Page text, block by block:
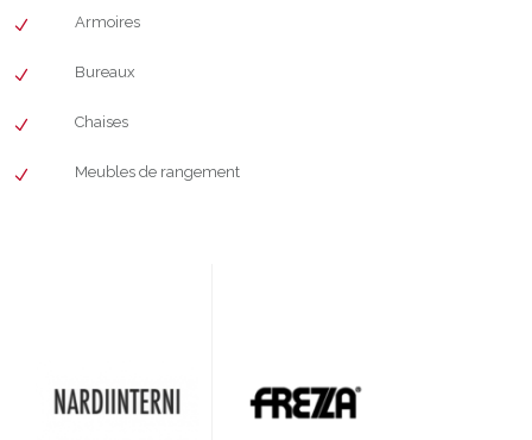
Armoires
Bureaux
Chaises
Meubles de rangement